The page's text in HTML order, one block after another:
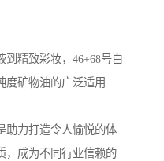
到精致彩妆，46+68号白
度矿物油的广泛适用
助力打造令人愉悦的体
，成为不同行业信赖的